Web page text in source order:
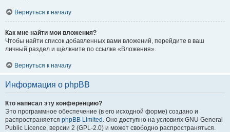
Вернуться к началу
Как мне найти мои вложения?
Чтобы найти список добавленных вами вложений, перейдите в ваш
личный раздел и щёлкните по ссылке «Вложения».
Вернуться к началу
Информация о phpBB
Кто написал эту конференцию?
Это программное обеспечение (в его исходной форме) создано и
распространяется phpBB Limited . Оно доступно на условиях GNU General
Public Licence, версии 2 (GPL-2.0) и может свободно распространяться.